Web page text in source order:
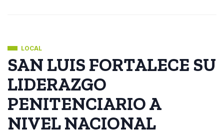
LOCAL
SAN LUIS FORTALECE SU
LIDERAZGO
PENITENCIARIO A
NIVEL NACIONAL